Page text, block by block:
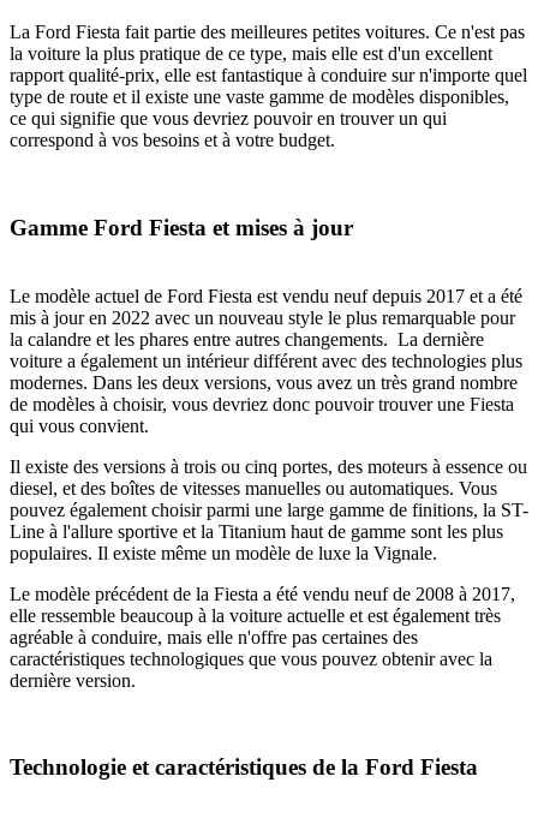
La Ford Fiesta fait partie des meilleures petites voitures. Ce n'est pas
la voiture la plus pratique de ce type, mais elle est d'un excellent
rapport qualité-prix, elle est fantastique à conduire sur n'importe quel
type de route et il existe une vaste gamme de modèles disponibles,
ce qui signifie que vous devriez pouvoir en trouver un qui
correspond à vos besoins et à votre budget.
Gamme Ford Fiesta et mises à jour
Le modèle actuel de Ford Fiesta est vendu neuf depuis 2017 et a été
mis à jour en 2022 avec un nouveau style le plus remarquable pour
la calandre et les phares entre autres changements. La dernière
voiture a également un intérieur différent avec des technologies plus
modernes. Dans les deux versions, vous avez un très grand nombre
de modèles à choisir, vous devriez donc pouvoir trouver une Fiesta
qui vous convient.
Il existe des versions à trois ou cinq portes, des moteurs à essence ou
diesel, et des boîtes de vitesses manuelles ou automatiques. Vous
pouvez également choisir parmi une large gamme de finitions, la ST-
Line à l'allure sportive et la Titanium haut de gamme sont les plus
populaires. Il existe même un modèle de luxe la Vignale.
Le modèle précédent de la Fiesta a été vendu neuf de 2008 à 2017,
elle ressemble beaucoup à la voiture actuelle et est également très
agréable à conduire, mais elle n'offre pas certaines des
caractéristiques technologiques que vous pouvez obtenir avec la
dernière version.
Technologie et caractéristiques de la Ford Fiesta